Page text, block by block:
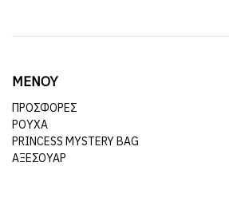
ΜΕΝΟΥ
ΠΡΟΣΦΟΡΕΣ
ΡΟΥΧΑ
PRINCESS MYSTERY BAG
ΑΞΕΣΟΥΑΡ